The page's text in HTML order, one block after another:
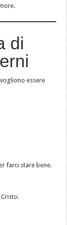
di
essere
farci stare bene.